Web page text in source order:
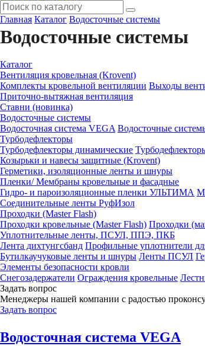
Главная Каталог Водосточные системы
Водосточные системы
Каталог
Вентиляция кровельная (Krovent)
Комплекты кровельной вентиляции Выходы
Приточно-вытяжная вентиляция
Ставни (новинка)
Водосточные системы
Водосточная система VEGA Водосточные
Турбодефлекторы
Турбодефлекторы динамические
Козырьки и навесы защитные (Krovent)
Герметики, изоляционные ленты и шнуры
Пленки/ Мембраны кровельные и фасадные
Гидро- и пароизоляционные пленки УЛЬТИМА
Соединительные ленты РуфИзол
Проходки (Master Flash)
Проходки кровельные (Master Flash) Проходки
Уплотнительные ленты, ПСУЛ, ППЭ, ПКБ
Лента дихтунгсбанд Профильные уплотнители
Бутилкаучуковые ленты и шнуры Ленты ПСУЛ
Элементы безопасности кровли
Снегозадержатели Ограждения кровельные
Задать вопрос
Менеджеры нашей компании с радостью
Задать вопрос
Водосточная система VEGA